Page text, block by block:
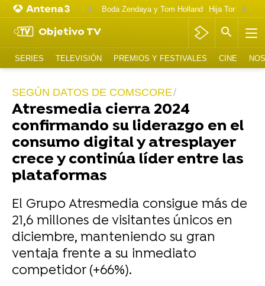
Boda Zendaya y Tom Holland Hija Tom
Objetivo TV
SERIES TELEVISIÓN PREMIOS Y FESTIVALES CINE
SEGÚN DATOS DE COMSCORE
Atresmedia cierra 2024
confirmando su liderazgo en el
consumo digital y atresplayer
crece y continúa líder entre las
plataformas
El Grupo Atresmedia consigue más de
21,6 millones de visitantes únicos en
diciembre, manteniendo su gran
ventaja frente a su inmediato
competidor (+66%).